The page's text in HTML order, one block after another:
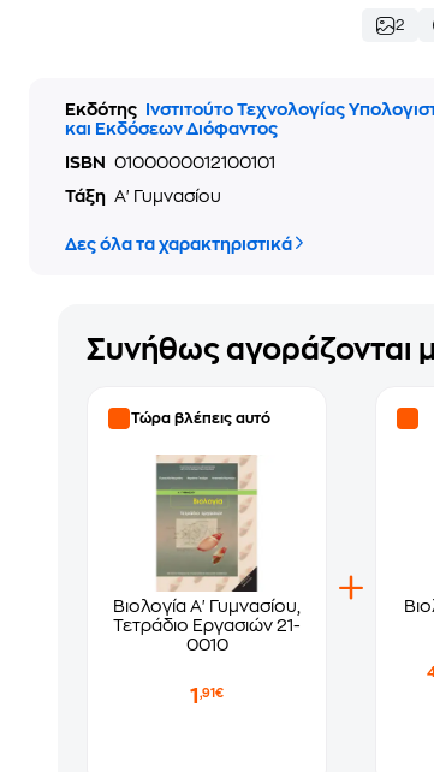
2
Εκδότης
Ινστιτούτο Τεχνολογίας
και Εκδόσεων Διόφαντος
ISBN 0100000012100101
Τάξη Α' Γυμνασίου
Δες όλα τα χαρακτηριστικά
Συνήθως αγοράζονται
Τώρα βλέπεις αυτό
Βιολογία Α' Γυμνασίου,
Τετράδιο Εργασιών 21-
0010
1 ,91€